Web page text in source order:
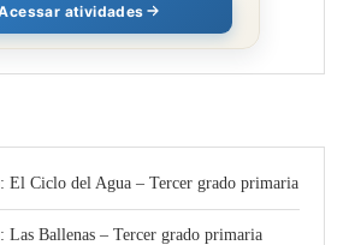
atividades
El Ciclo del Agua – Tercer grado primaria
Las Ballenas – Tercer grado primaria